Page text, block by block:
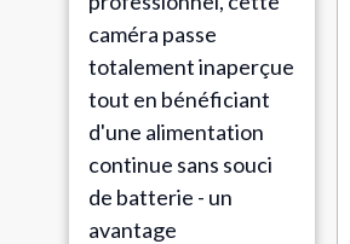
caméra passe
totalement inaperçue
tout en bénéficiant
d'une alimentation
continue sans souci
de batterie - un
avantage